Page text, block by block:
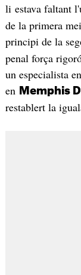
li estava faltant
de la primera
principi de la
penal força
un especialista
en
Memphis
restablert la